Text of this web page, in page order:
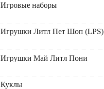
Игровые наборы
Игрушки Литл Пет Шоп (LPS)
Игрушки Май Литл Пони
Куклы